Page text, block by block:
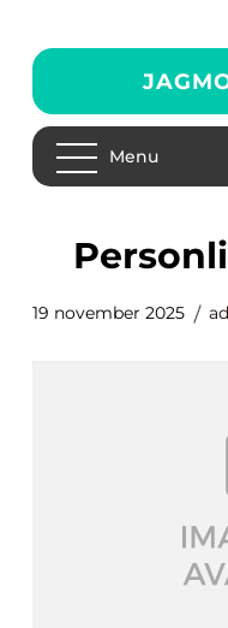
Menu
19 november 2025